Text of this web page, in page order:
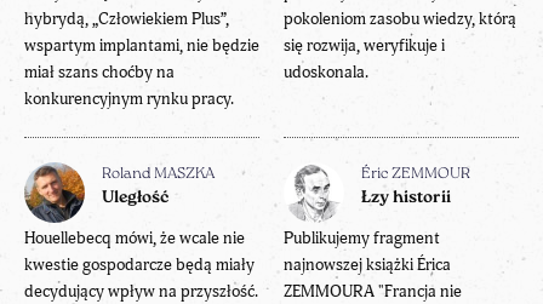
hybrydą, „Człowiekiem Plus”,
wspartym implantami, nie będzie
miał szans choćby na
konkurencyjnym rynku pracy.
pokoleniom zasobu wiedzy, którą
się rozwija, weryfikuje i
udoskonala.
Roland MASZKA
Uległość
Houellebecq mówi, że wcale nie
kwestie gospodarcze będą miały
decydujący wpływ na przyszłość.
Éric ZEMMOUR
Łzy historii
Publikujemy fragment
najnowszej książki Érica
ZEMMOURA "Francja nie